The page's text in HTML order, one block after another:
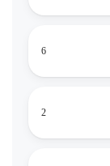
6
2